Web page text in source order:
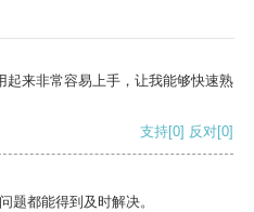
起来非常容易上手，让我能够快速熟
支持[0] 反对[0]
题都能得到及时解决。